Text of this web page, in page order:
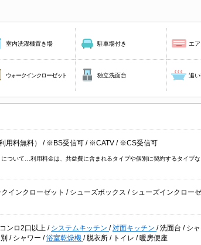
室内洗濯機置き場 駐車場付き エ
ウォークインクローゼット 独立洗面台 追い
用料無料） / ※BS受信可 / ※CATV / ※CS受信可
ついて…利用料金は、共益費に含まれるタイプや個別に契約するタイプ
インクローゼット / シューズボックス / シューズインクロー
コンロ2口以上 / システムキッチン /対面キッチン /洗面台 / シ
/ シャワー /浴室乾燥機 / 脱衣所 / トイレ / 暖房便座